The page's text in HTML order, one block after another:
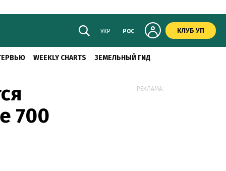
УКР РОС КЛУБ УП
WEEKLY CHARTS ЗЕМЕЛЬНЫЙ ГИД
700
РЕКЛАМА: